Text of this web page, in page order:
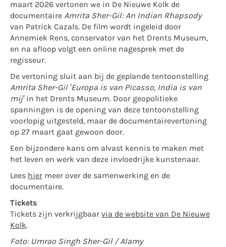
maart 2026 vertonen we in De Nieuwe Kolk de
documentaire Amrita Sher-Gil: An Indian Rhapsody
van Patrick Cazals. De film wordt ingeleid door
Annemiek Rens, conservator van het Drents Museum,
en na afloop volgt een online nagesprek met de
regisseur.
De vertoning sluit aan bij de geplande tentoonstelling
Amrita Sher-Gil ‘Europa is van Picasso, India is van
mij’ in het Drents Museum. Door geopolitieke
spanningen is de opening van deze tentoonstelling
voorlopig uitgesteld, maar de documentairevertoning
op 27 maart gaat gewoon door.
Een bijzondere kans om alvast kennis te maken met
het leven en werk van deze invloedrijke kunstenaar.
Lees hier meer over de samenwerking en de
documentaire.
Tickets
Tickets zijn verkrijgbaar via de website van De Nieuwe
Kolk.
Foto: Umrao Singh Sher-Gil / Alamy